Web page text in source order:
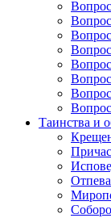
Таинства и